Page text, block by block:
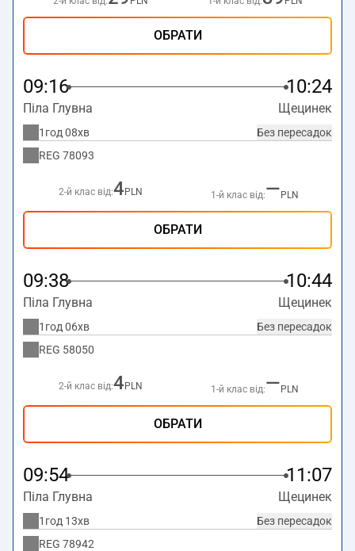
ОБРАТИ
09:16 10:24
Піла Глувна Щецинек
Без пересадок
1год 08хв
REG 78093
2-й клас від:4 PLN 1-й клас від:— PLN
ОБРАТИ
09:38 10:44
Піла Глувна Щецинек
Без пересадок
1год 06хв
REG 58050
2-й клас від:4 PLN 1-й клас від:— PLN
ОБРАТИ
09:54 11:07
Піла Глувна Щецинек
Без пересадок
1год 13хв
REG 78942